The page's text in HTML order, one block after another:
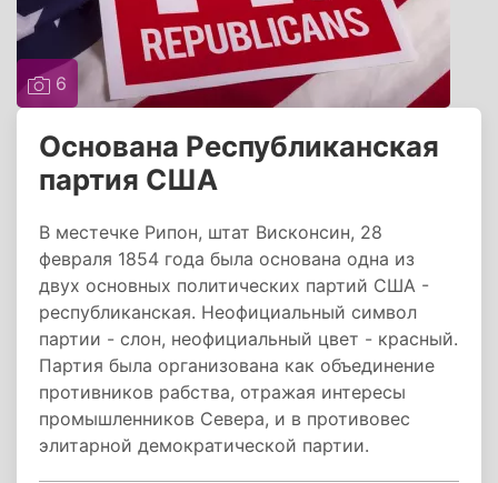
6
Основана Республиканская
партия США
В местечке Рипон, штат Висконсин, 28
февраля 1854 года была основана одна из
двух основных политических партий США -
республиканская. Неофициальный символ
партии - слон, неофициальный цвет - красный.
Партия была организована как объединение
противников рабства, отражая интересы
промышленников Севера, и в противовес
элитарной демократической партии.